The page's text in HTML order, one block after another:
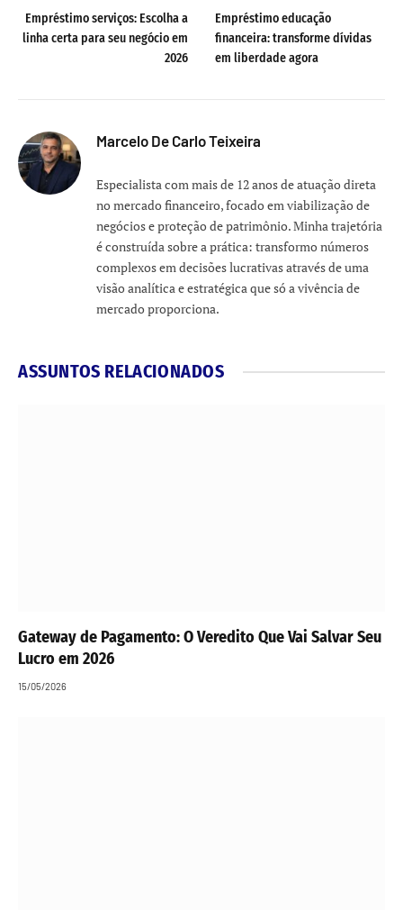
Empréstimo serviços: Escolha a
linha certa para seu negócio em
2026
Empréstimo educação
financeira: transforme dívidas
em liberdade agora
Marcelo De Carlo Teixeira
Especialista com mais de 12 anos de atuação direta
no mercado financeiro, focado em viabilização de
negócios e proteção de patrimônio. Minha trajetória
é construída sobre a prática: transformo números
complexos em decisões lucrativas através de uma
visão analítica e estratégica que só a vivência de
mercado proporciona.
ASSUNTOS RELACIONADOS
Gateway de Pagamento: O Veredito Que Vai Salvar Seu
Lucro em 2026
15/05/2026